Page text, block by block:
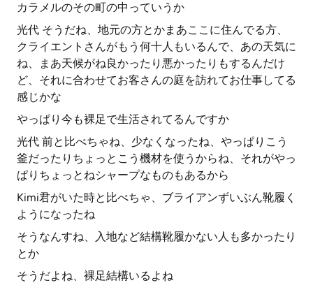
カラメルのその町の中っていうか
光代 そうだね、地元の方とかまあここに住んでる方、
クライエントさんがもう何十人もいるんで、あの天気に
ね、まあ天候がね良かったり悪かったりもするんだけ
ど、それに合わせてお客さんの庭を訪れてお仕事してる
感じかな
やっぱり今も裸足で生活されてるんですか
光代 前と比べちゃね、少なくなったね、やっぱりこう
釜だったりちょっとこう機材を使うからね、それがやっ
ぱりちょっとねシャープなものもあるから
Kimi君がいた時と比べちゃ、ブライアンずいぶん靴履く
ようになったね
そうなんすね、入地など結構靴履かない人も多かったり
とか
そうだよね、裸足結構いるよね